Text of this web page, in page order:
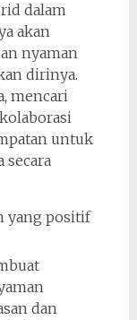
dalam
akan
nyaman
dirinya.
mencari
untuk
yang positif
dan